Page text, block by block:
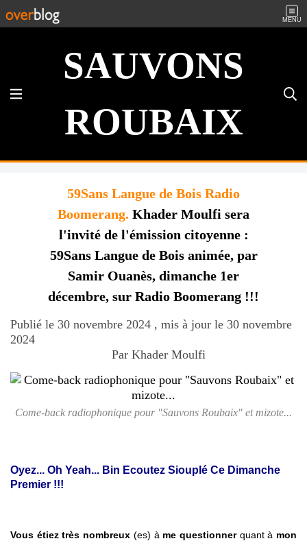
MENU
SAUVONS
ROUBAIX
59Sans Langue de Bois Radio
Boomerang. Khader Moulfi sera
l'invité de l'émission citoyenne :
59Sans Langue de Bois animée, par
Samir Ouanès, dimanche 1er
décembre, sur Radio Boomerang !!!
Publié le 30 novembre 2024 , mis à jour le 30 novembre
2024
Par Khader Moulfi
Come-back radiophonique pour "Sauvons Roubaix" et mizote...
Oyez... Oh Yeah... Bin Ecoutez Siouplé Ce Dimanche
Premier !!!
Vous étiez très nombreux (es) à me questionnerquant à mon